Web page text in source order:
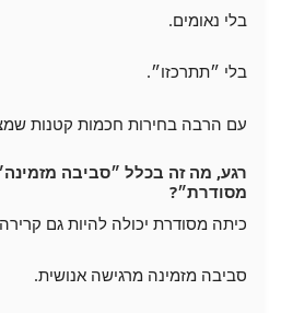
בלי נאומים.
בלי ״תתרכזו״.
עם הרבה בחירות חכמות קטנות
רגע, מה זה בכלל ״סביבה
מסודרת״?
כיתה מסודרת יכולה להיות גם
סביבה מזמינה מרגישה אנושית.